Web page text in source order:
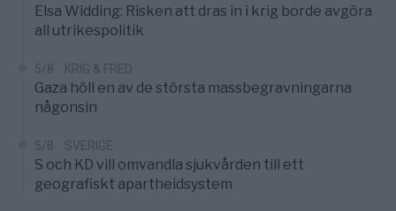
Elsa Widding: Risken att dras in i krig borde avgöra
all utrikespolitik
5/8 KRIG & FRED
Gaza höll en av de största massbegravningarna
någonsin
5/8 SVERIGE
S och KD vill omvandla sjukvården till ett
geografiskt apartheidsystem